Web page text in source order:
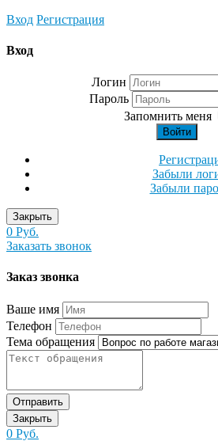
Вход Регистрация
Вход
Логин
Пароль
Запомнить меня
Войти
Забыли
Забыли
Закрыть
0 Руб.
Заказать звонок
Заказ звонка
Ваше имя
Телефон
Тема обращения
Отправить
Закрыть
0 Руб.